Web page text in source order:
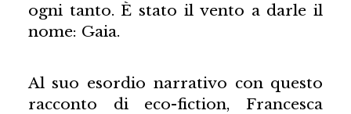
ogni tanto. È stato il vento a darle il
nome: Gaia.
Al suo esordio narrativo con questo
racconto di eco-fiction, Francesca